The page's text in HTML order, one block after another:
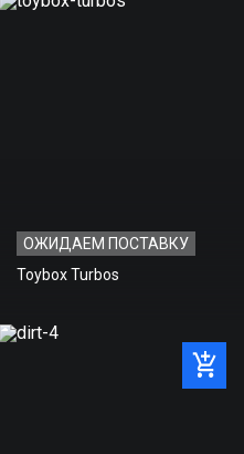
ОЖИДАЕМ ПОСТАВКУ
Toybox Turbos